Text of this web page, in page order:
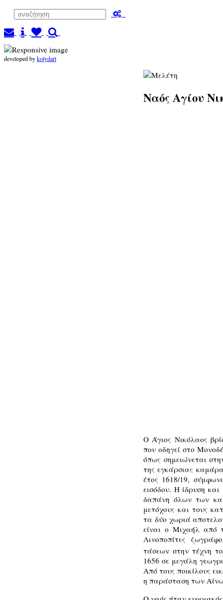
developed bykolydart
Ναός Αγίου
Ο Άγιος Νικόλαος
που οδηγεί στο
όπως σημειώνεται
της εγκάρσιας
έτος 1618/19,
εισόδου. Η ίδρυση
δαπάνη όλων των
μετόχους και τους
τα δύο χωριά
είναι ο Μιχαήλ από
Λινοποπίτες
τάσεων στην τέχνη
1656 σε μεγάλη
Από τους ποικίλους
η παράσταση των